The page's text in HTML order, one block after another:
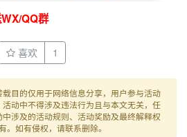
QQ群
喜欢 1
目的仅用于网络信息分享，用户参与活动
动中不得涉及违法行为且与本文无关，任
涉及的活动规则、活动奖励及最终解释权
。如有侵权，请联系删除。